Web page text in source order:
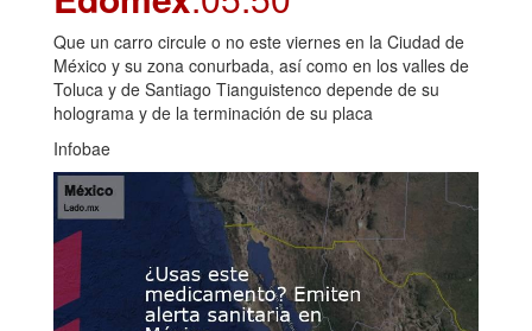
Que un carro circule o no este viernes en la Ciudad de
México y su zona conurbada, así como en los valles de
Toluca y de Santiago Tianguistenco depende de su
holograma y de la terminación de su placa
Infobae